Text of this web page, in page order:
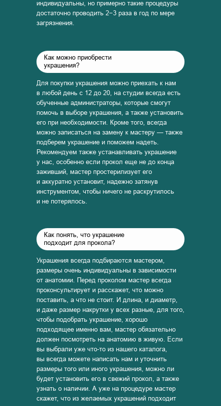
индивидуальны, но примерно такие процедуры
достаточно проводить 2−3 раза в год по мере
загрязнения.
Как можно приобрести
украшения?
Для покупки украшения можно приехать к нам
в любой день с 12 до 20, на студии всегда есть
обученные администраторы, которые смогут
помочь в выборе украшения, а также установить
его при необходимости. Кроме того, всегда
можно записаться на замену к мастеру — также
подберем украшение и поможем надеть.
Рекомендуем также устанавливать украшение
у нас, особенно если прокол еще не до конца
заживший, мастер простерилизует его
и аккуратно установит, надежно затянув
инструментом, чтобы ничего не раскрутилось
и не потерялось.
Как понять, что украшение
подходит для прокола?
Украшения всегда подбираются мастером,
размеры очень индивидуальны в зависимости
от анатомии. Перед проколом мастер всегда
проконсультирует и расскажет, что можно
поставить, а что не стоит. И длина, и диаметр,
и даже размер накрутки у всех разные, для того,
чтобы подобрать украшение, хорошо
подходящее именно вам, мастер обязательно
должен посмотреть на анатомию в живую. Если
вы выбрали уже что-то из нашего каталога,
вы всегда можете написать нам и уточнить
размеры того или иного украшения, можно ли
будет установить его в свежий прокол, а также
узнать о наличии. А уже на процедуре мастер
скажет, что из желаемых украшений подходит